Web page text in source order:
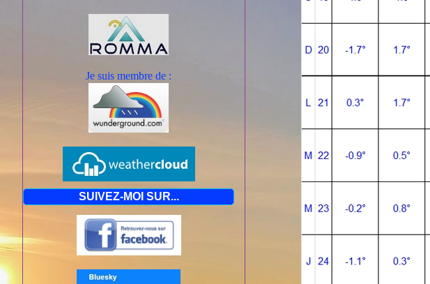
Je suis membre de :
SUIVEZ-MOI SUR...